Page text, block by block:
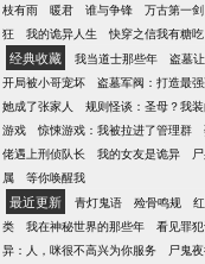
枝有雨
暖君 谁与争锋 万古第一剑
狂
我的诡异人生 快穿之信我有糖吃
经典收藏 我当道士那些年 盗墓
开局被小哥宠坏
盗墓军阀：打造最
她成了张家人
规则怪谈：圣母？我
游戏
惊悚游戏：我被拉进了管理群
佬遇上刑侦队长
我的女友是诡异
属
等你唤醒我
最近更新 青灯鬼语 殓骨鸣规
类
我在神秘世界的那些年 看见罪
异：人，咪很不高兴为你服务
尸鬼